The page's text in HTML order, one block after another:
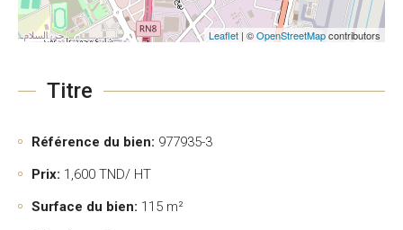
Leaflet | ©OpenStreetMapcontributors
Titre
Référence du bien: 977935-3
Prix: 1,600 TND/ HT
Surface du bien: 115 m²